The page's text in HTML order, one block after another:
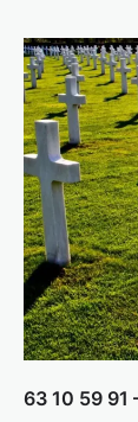
63 10 59 91